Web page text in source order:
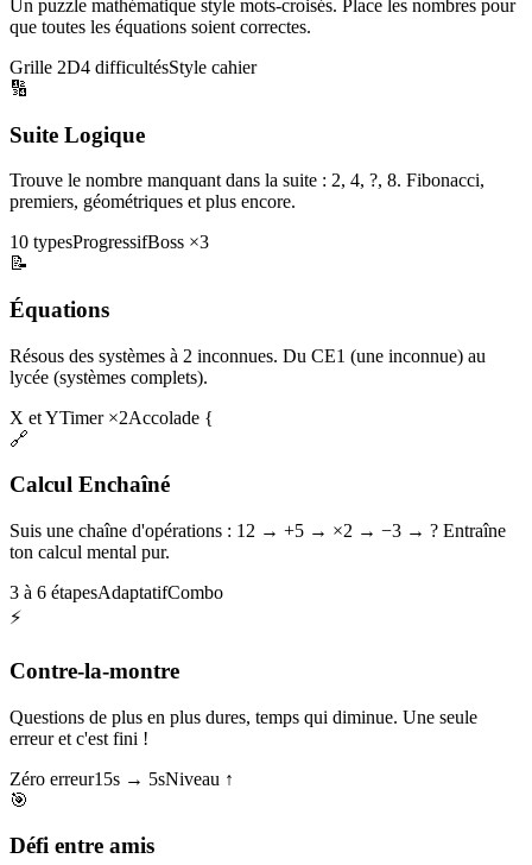
Un puzzle mathématique style mots-croisés. Place les nombres pour
que toutes les équations soient correctes.
Grille 2D4 difficultésStyle cahier
🔢
Suite Logique
Trouve le nombre manquant dans la suite : 2, 4, ?, 8. Fibonacci,
premiers, géométriques et plus encore.
10 typesProgressifBoss ×3
📝
Équations
Résous des systèmes à 2 inconnues. Du CE1 (une inconnue) au
lycée (systèmes complets).
X et YTimer ×2Accolade {
🔗
Calcul Enchaîné
Suis une chaîne d'opérations : 12 → +5 → ×2 → −3 → ? Entraîne
ton calcul mental pur.
3 à 6 étapesAdaptatifCombo
⚡
Contre-la-montre
Questions de plus en plus dures, temps qui diminue. Une seule
erreur et c'est fini !
Zéro erreur15s → 5sNiveau ↑
🎯
Défi entre amis